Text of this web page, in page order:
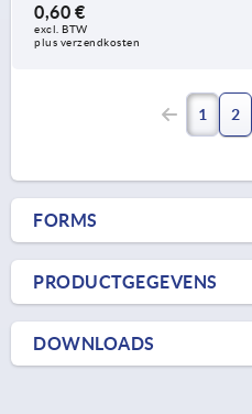
0,60 €
excl. BTW
plus verzendkosten
1 2
FORMS
PRODUCTGEGEVENS
DOWNLOADS